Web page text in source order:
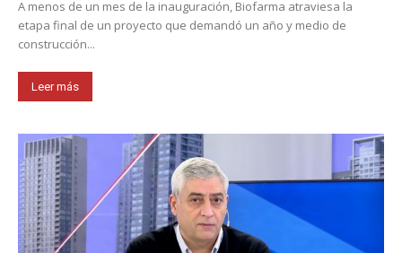
A menos de un mes de la inauguración, Biofarma atraviesa la
etapa final de un proyecto que demandó un año y medio de
construcción...
Leer más